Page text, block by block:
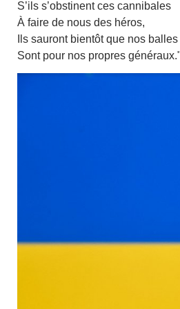
S’ils s’obstinent ces cannibales
À faire de nous des héros,
Ils sauront bientôt que nos balles
Sont pour nos propres